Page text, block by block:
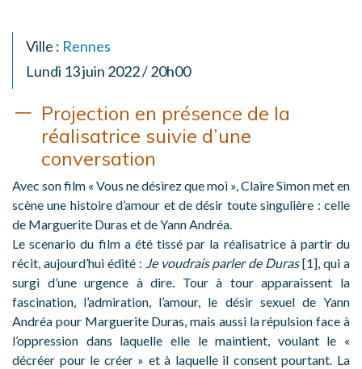
Ville : Rennes
Lundi 13 juin 2022 / 20h00
Projection en présence de la
réalisatrice suivie d’une
conversation
Avec son film « Vous ne désirez que moi », Claire Simon met en
scène une histoire d’amour et de désir toute singulière : celle
de Marguerite Duras et de Yann Andréa.
Le scenario du film a été tissé par la réalisatrice à partir du
récit, aujourd’hui édité : Je voudrais parler de Duras[1], qui a
surgi d’une urgence à dire. Tour à tour apparaissent la
fascination, l’admiration, l’amour, le désir sexuel de Yann
Andréa pour Marguerite Duras, mais aussi la répulsion face à
l’oppression dans laquelle elle le maintient, voulant le «
décréer pour le créer » et à laquelle il consent pourtant. La